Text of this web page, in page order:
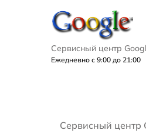
Сервисный центр
Ежедневно с 9:00 до 21:00
Сервисный центр